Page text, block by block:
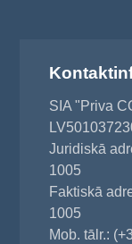
SIA "Priva
Juridiskā
1005
Faktiskā
1005
Mob. tālr.: